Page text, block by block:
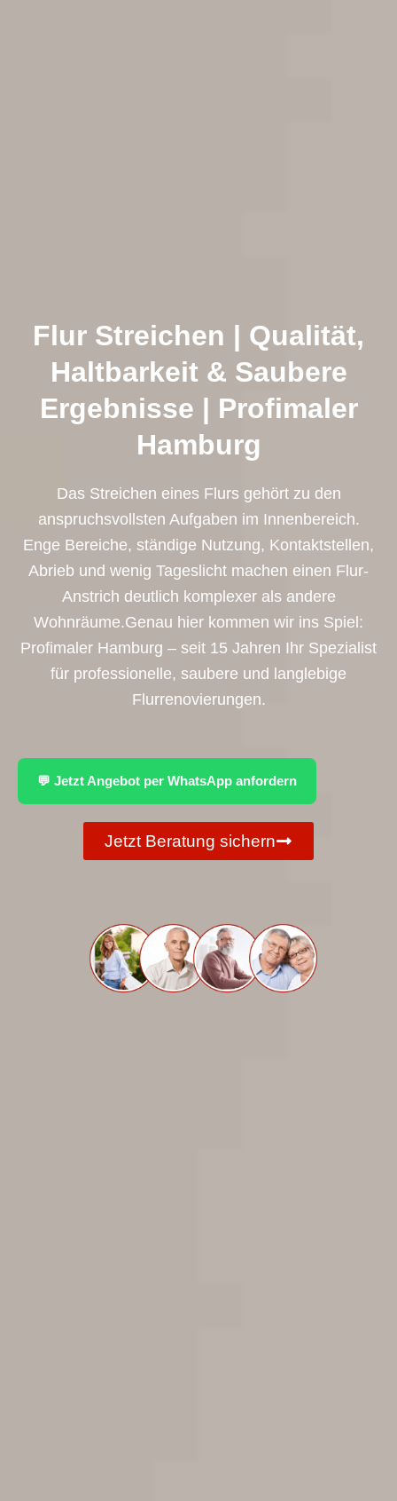
Flur Streichen | Qualität,
Haltbarkeit & Saubere
Ergebnisse | Profimaler
Hamburg
Das Streichen eines Flurs gehört zu den
anspruchsvollsten Aufgaben im Innenbereich.
Enge Bereiche, ständige Nutzung, Kontaktstellen,
Abrieb und wenig Tageslicht machen einen Flur-
Anstrich deutlich komplexer als andere
Wohnräume.Genau hier kommen wir ins Spiel:
Profimaler Hamburg – seit 15 Jahren Ihr Spezialist
für professionelle, saubere und langlebige
Flurrenovierungen.
💬 Jetzt Angebot per WhatsApp anfordern
Jetzt Beratung sichern